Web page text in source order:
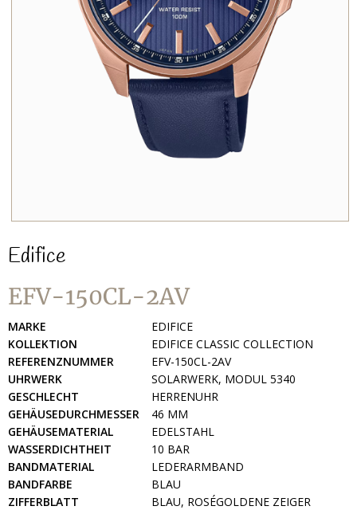
Edifice
EFV-150CL-2AV
MARKE
EDIFICE
KOLLEKTION
EDIFICE CLASSIC COLLECTION
REFERENZNUMMER
EFV-150CL-2AV
UHRWERK
SOLARWERK, MODUL 5340
GESCHLECHT
HERRENUHR
GEHÄUSEDURCHMESSER
46 MM
GEHÄUSEMATERIAL
EDELSTAHL
WASSERDICHTHEIT
10 BAR
BANDMATERIAL
LEDERARMBAND
BANDFARBE
BLAU
ZIFFERBLATT
BLAU, ROSÉGOLDENE ZEIGER